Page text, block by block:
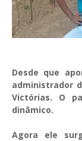
Desde que
administrador
Victórias. O
dinâmico.
Agora ele